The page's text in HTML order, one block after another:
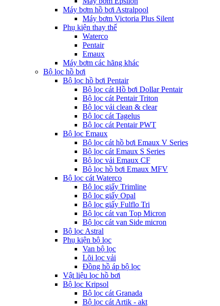
Máy bơm hồ bơi Astralpool
Máy bơm Victoria Plus Silent
Phụ kiện thay thế
Waterco
Pentair
Emaux
Máy bơm các hãng khác
Bộ lọc hồ bơi
Bộ lọc hồ bơi Pentair
Bộ lọc cát Hồ bơi Dollar Pentair
Bộ lọc cát Pentair Triton
Bộ lọc vải clean & clear
Bộ lọc cát Tagelus
Bộ lọc cát Pentair PWT
Bộ lọc Emaux
Bộ lọc cát hồ bơi Emaux V Series
Bộ lọc cát Emaux S Series
Bộ lọc vải Emaux CF
Bô lọc hồ bơi Emaux MFV
Bộ lọc cát Waterco
Bộ lọc giấy Trimline
Bộ lọc giấy Opal
Bộ lọc giấy Fulflo Tri
Bộ lọc cát van Top Micron
Bộ lọc cát van Side micron
Bộ lọc Astral
Phụ kiện bộ lọc
Van bộ lọc
Lõi lọc vải
Đồng hồ áp bộ lọc
Vật liệu lọc hồ bơi
Bộ lọc Kripsol
Bộ lọc cát Granada
Bộ lọc cát Artik - akt